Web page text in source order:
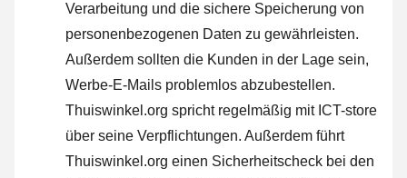
Verarbeitung und die sichere Speicherung von
personenbezogenen Daten zu gewährleisten.
Außerdem sollten die Kunden in der Lage sein,
Werbe-E-Mails problemlos abzubestellen.
Thuiswinkel.org spricht regelmäßig mit ICT-store
über seine Verpflichtungen. Außerdem führt
Thuiswinkel.org einen Sicherheitscheck bei den